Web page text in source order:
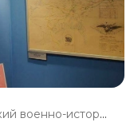
Малоярославецкий военно-истори...